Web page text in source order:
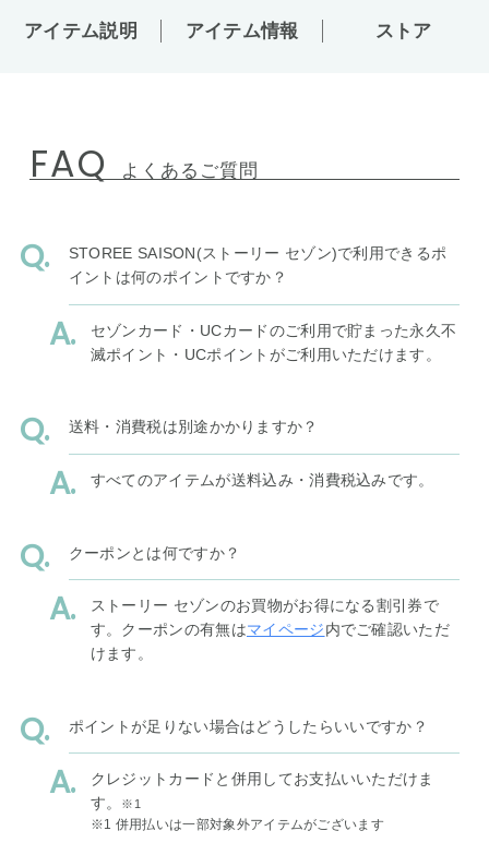
アイテム説明 アイテム情報 ストア
FAQ よくあるご質問
STOREE SAISON(ストーリー セゾン)で利用できるポ
イントは何のポイントですか？
セゾンカード・UCカードのご利用で貯まった永久不
滅ポイント・UCポイントがご利用いただけます。
送料・消費税は別途かかりますか？
すべてのアイテムが送料込み・消費税込みです。
クーポンとは何ですか？
ストーリー セゾンのお買物がお得になる割引券で
す。クーポンの有無はマイページ内でご確認いただ
けます。
ポイントが足りない場合はどうしたらいいですか？
クレジットカードと併用してお支払いいただけま
す。
※1
※1 併用払いは一部対象外アイテムがございます